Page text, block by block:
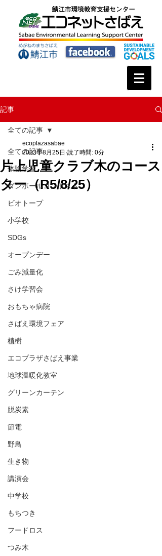
記事
全ての記事
体験学習
ダンボールコンポスト
ビオトープ
小学校
SDGs
オープンデー
ごみ減量化
さけ学習会
おもちゃ病院
さばえ環境フェア
植樹
エコプラザさばえ事業
地球温暖化教室
グリーンカーテン
脱炭素
節電
野鳥
生き物
講演会
中学校
もちつき
フードロス
つみ木
全ての記事
片上児童クラブ木のコース
ター（R5/8/25）
ecoplazasabae
2023年8月25日 読了時間: 0分